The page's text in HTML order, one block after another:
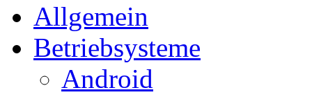
Allgemein
Betriebsysteme
Android